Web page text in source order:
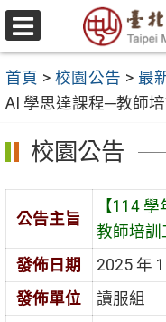
跳
至
要
內
容
區
選
單
首頁 > 校園公告 > 最
AI 學思達課程─教師
校園公告
公告主旨
【114
教師培訓
發佈日期
2025 年
發佈單位
讀服組